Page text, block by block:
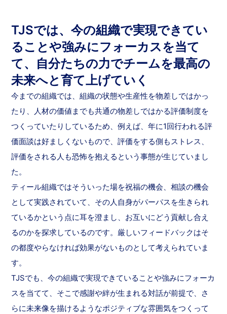
TJSでは、今の組織で実現できてい
ることや強みにフォーカスを当て
て、自分たちの力でチームを最高の
未来へと育て上げていく
今までの組織では、組織の状態や生産性を物差しではかっ
たり、人材の価値までも共通の物差しではかる評価制度を
つくっていたりしているため、例えば、年に1回行われる評
価面談は好ましくないもので、評価をする側もストレス、
評価をされる人も恐怖を抱えるという事態が生じていまし
た。
ティール組織ではそういった場を祝福の機会、相談の機会
として実践されていて、その人自身がパーパスを生きられ
ているかという点に耳を澄まし、お互いにどう貢献し合え
るのかを探求しているのです。厳しいフィードバックはそ
の都度やらなければ効果がないものとして考えられていま
す。
TJSでも、今の組織で実現できていることや強みにフォーカ
スを当てて、そこで感謝や絆が生まれる対話が前提で、さ
らに未来像を描けるようなポジティブな雰囲気をつくって